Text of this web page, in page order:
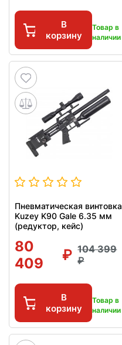
В
корзину
Товар в
наличии
Пневматическая винтовка
Kuzey K90 Gale 6.35 мм
(редуктор, кейс)
80
409
104 399
В
корзину
Товар в
наличии